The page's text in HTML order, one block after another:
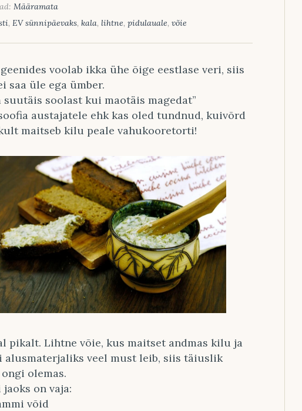
Määramata
, EV sünnipäevaks, kala, lihtne, pidulauale, võie
voolab ikka ühe õige eestlase veri, siis
saa üle ega ümber.
suutäis soolast kui maotäis magedat”
austajatele ehk kas oled tundnud, kuivõrd
maitseb kilu peale vahukooretorti!
pikalt. Lihtne võie, kus maitset andmas kilu ja
alusmaterjaliks veel must leib, siis täiuslik
olemas.
on vaja:
võid